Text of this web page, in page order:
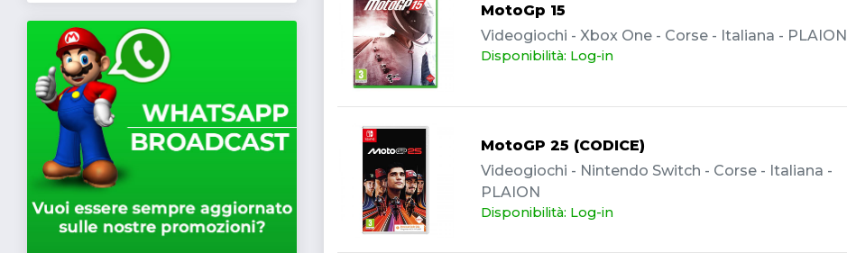
MotoGp 15
Videogiochi - Xbox One - Corse - Italiana - PLAION
Disponibilità: Log-in
MotoGP 25 (CODICE)
Videogiochi - Nintendo Switch - Corse - Italiana -
PLAION
Disponibilità: Log-in